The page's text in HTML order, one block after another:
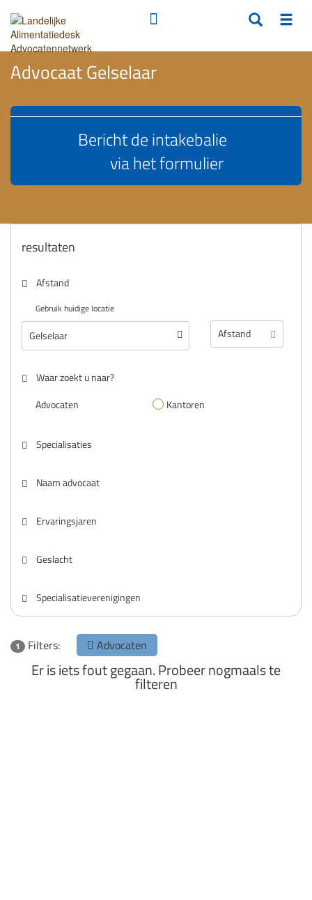
Advocaat Gelselaar
Bericht de intakebalie
via het formulier
resultaten
Afstand
Gebruik huidige locatie
Waar zoekt u naar?
Advocaten
Kantoren
Specialisaties
Naam advocaat
Ervaringsjaren
Geslacht
Specialisatieverenigingen
1 Filters: Advocaten
Er is iets fout gegaan. Probeer nogmaals te
filteren